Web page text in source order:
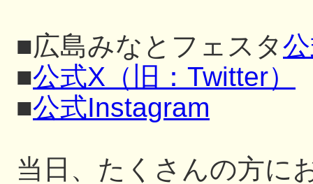
■広島みなとフェスタ
■公式X（旧：Twitter）
■公式Instagram
当日、たくさんの方に